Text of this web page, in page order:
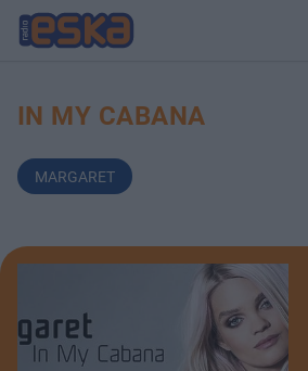
IN MY CABANA
MARGARET